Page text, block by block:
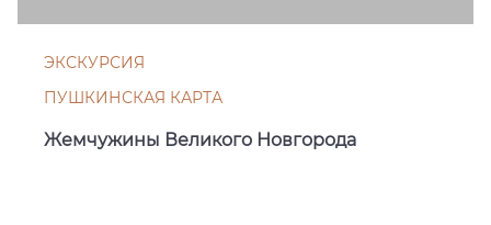
ЭКСКУРСИЯ
ПУШКИНСКАЯ КАРТА
Жемчужины Великого Новгорода